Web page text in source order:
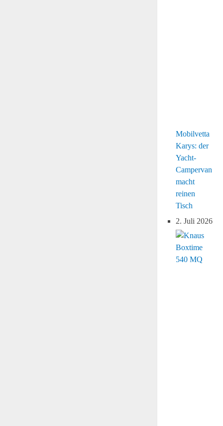
Mobilvetta
Karys: der
Yacht-
Campervan
macht
reinen
Tisch
2. Juli 2026